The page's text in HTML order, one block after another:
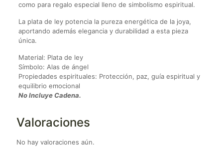
como para regalo especial lleno de simbolismo espiritual.
La plata de ley potencia la pureza energética de la joya,
aportando además elegancia y durabilidad a esta pieza
única.
Material: Plata de ley
Símbolo: Alas de ángel
Propiedades espirituales: Protección, paz, guía espiritual y
equilibrio emocional
No Incluye Cadena.
Valoraciones
No hay valoraciones aún.